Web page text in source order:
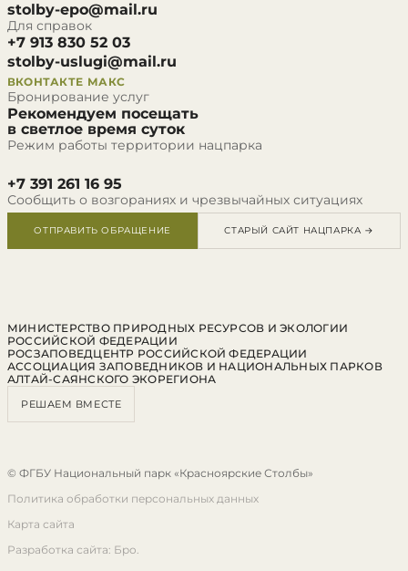
stolby-epo@mail.ru
Для справок
+7 913 830 52 03
stolby-uslugi@mail.ru
ВКОНТАКТЕ МАКС
Бронирование услуг
Рекомендуем посещать
в светлое время суток
Режим работы территории нацпарка
+7 391 261 16 95
Сообщить о возгораниях и чрезвычайных ситуациях
ОТПРАВИТЬ ОБРАЩЕНИЕ СТАРЫЙ САЙТ НАЦПАРКА →
МИНИСТЕРСТВО ПРИРОДНЫХ РЕСУРСОВ И ЭКОЛОГИИ
РОССИЙСКОЙ ФЕДЕРАЦИИ
РОСЗАПОВЕДЦЕНТР РОССИЙСКОЙ ФЕДЕРАЦИИ
АССОЦИАЦИЯ ЗАПОВЕДНИКОВ И НАЦИОНАЛЬНЫХ ПАРКОВ
АЛТАЙ-САЯНСКОГО ЭКОРЕГИОНА
РЕШАЕМ ВМЕСТЕ
© ФГБУ Национальный парк «Красноярские Столбы»
Политика обработки персональных данных
Карта сайта
Разработка сайта: Бро.